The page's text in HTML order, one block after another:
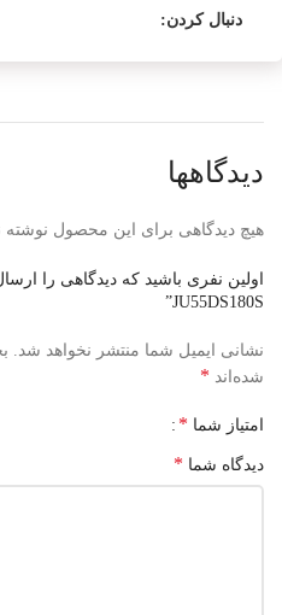
دنبال کردن:
دیدگاهها
هیچ دیدگاهی برای این محصول
اولین نفری باشید که دیدگاهی را
JU55DS180S”
نشانی ایمیل شما منتشر نخواهد شد.
شده‌اند *
امتیاز شما *
دیدگاه شما *